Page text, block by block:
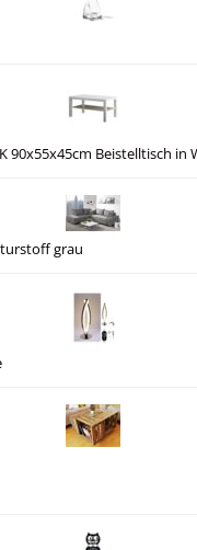
90x55x45cm Beistelltisch in
grau